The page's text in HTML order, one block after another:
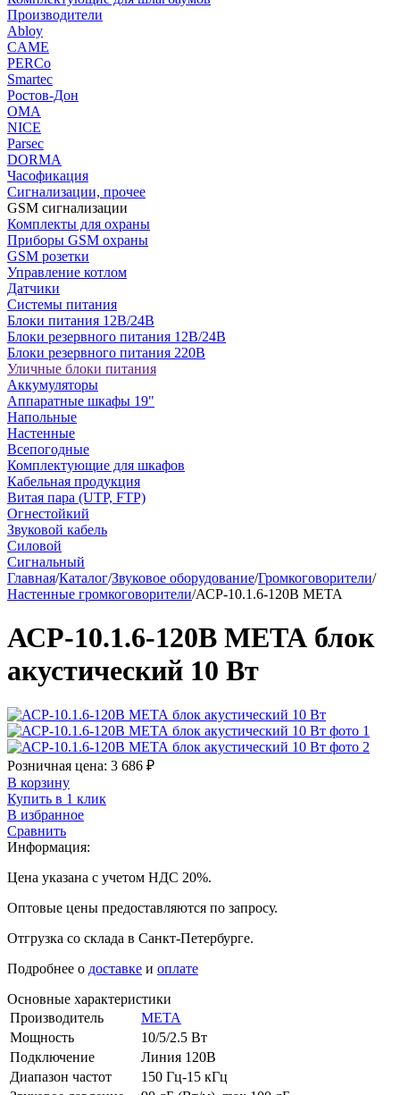
Производители
Abloy
CAME
PERCo
Smartec
Ростов-Дон
ОМА
NICE
Parsec
DORMA
Часофикация
Сигнализации, прочее
GSM сигнализации
Комплекты для охраны
Приборы GSM охраны
GSM розетки
Управление котлом
Датчики
Системы питания
Блоки питания 12В/24В
Блоки резервного питания 12В/24В
Блоки резервного питания 220В
Уличные блоки питания
Аккумуляторы
Аппаратные шкафы 19"
Напольные
Настенные
Всепогодные
Комплектующие для шкафов
Кабельная продукция
Витая пара (UTP, FTP)
Огнестойкий
Звуковой кабель
Силовой
Сигнальный
Главная/Каталог/Звуковое оборудование/Громкоговорители/
Настенные громкоговорители/АСР-10.1.6-120В МЕТА
АСР-10.1.6-120В МЕТА блок
акустический 10 Вт
Розничная цена: 3 686 ₽
В корзину
Купить в 1 клик
В избранное
Сравнить
Информация:
Цена указана с учетом НДС 20%.
Оптовые цены предоставляются по запросу.
Отгрузка со склада в Санкт-Петербурге.
Подробнее о доставке и оплате
Основные характеристики
Производитель
МЕТА
Мощность
10/5/2.5 Вт
Подключение
Линия 120В
Диапазон частот
150 Гц-15 кГц